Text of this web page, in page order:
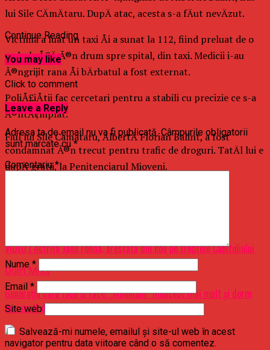
lui Sile CÄmÄtaru. DupÄ atac, acesta s-a fÄut nevÄzut.
Victima a luat un taxi Åi a sunat la 112, fiind preluat de o
ambulnÅ£Ä Ã®n drum spre spital, din taxi. Medicii i-au
Ã®ngrijit rana Åi bÄrbatul a fost externat.
PoliÅ£iÅtii fac cercetari pentru a stabili cu precizie ce s-a
Ã®ntÃ¢mplat.
Fiul lui Sile Camataru, AlbertÂ Florian Balint, a fost
condamnat Ã®n trecut pentru trafic de droguri. TatÄl lui e
dupÄ gratii, la Penitenciarul Mioveni.
VIDEO | Actriţa Jane Fonda, arestată din nou pe treptele Capitoliului
Don't Miss
Generaţia care tace şi face. „Milenialii” muncesc mai mult şi dorm
mai mult decât generaţiile anterioare
Continue Reading
You may like
Click to comment
Leave a Reply
Adresa ta de email nu va fi publicată. Câmpurile obligatorii
sunt marcate cu*
Comentariu*
Nume*
Email *
Site web
Salvează-mi numele, emailul și site-ul web în acest
navigator pentru data viitoare când o să comentez.